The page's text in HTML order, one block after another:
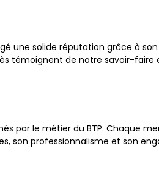
une solide réputation grâce à
témoignent de notre savoir-faire
par le métier du BTP. Chaque
son professionnalisme et son